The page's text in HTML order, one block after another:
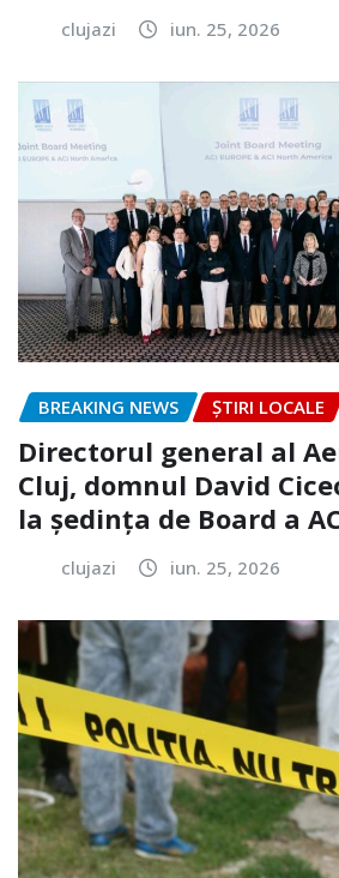
clujazi iun. 25, 2026
BREAKING NEWS ȘTIRI LOCALE
Directorul general al
Cluj, domnul David
la ședința de Board a
clujazi iun. 25, 2026